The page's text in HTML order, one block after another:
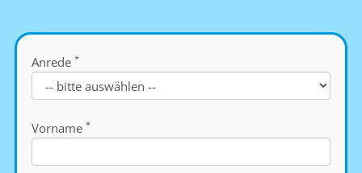
Anrede *
Vorname *